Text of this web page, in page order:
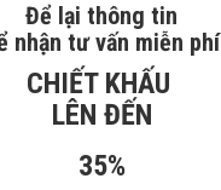
Để lại thông tin
nhận tư vấn miễn phí
CHIẾT KHẤU
LÊN ĐẾN
35%